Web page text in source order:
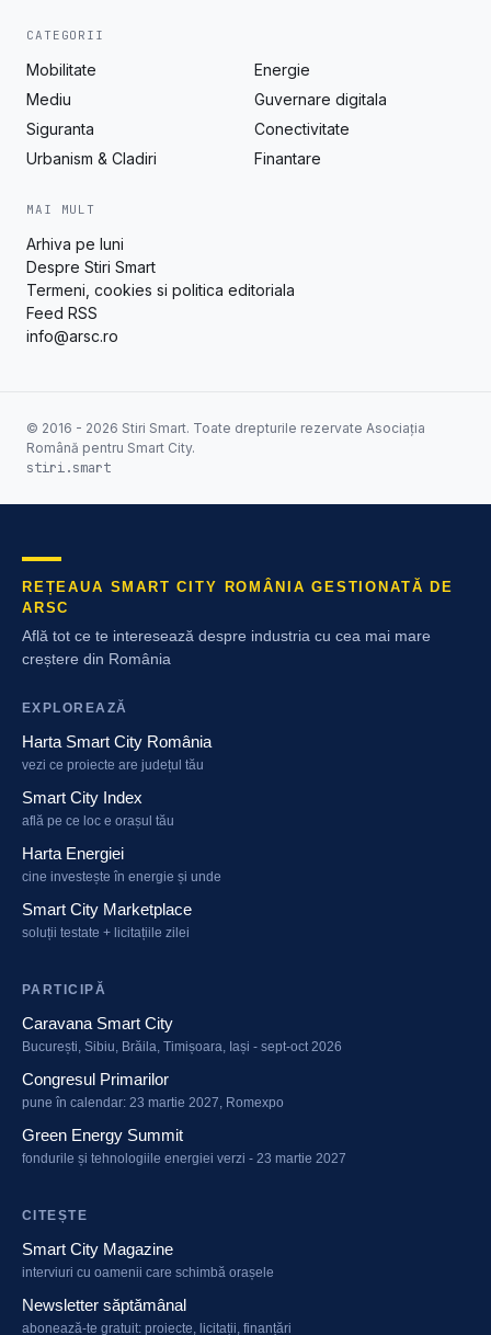
CATEGORII
Mobilitate
Energie
Mediu
Guvernare digitala
Siguranta
Conectivitate
Urbanism & Cladiri
Finantare
MAI MULT
Arhiva pe luni
Despre Stiri Smart
Termeni, cookies si politica editoriala
Feed RSS
info@arsc.ro
© 2016 - 2026 Stiri Smart. Toate drepturile rezervate Asociația
Română pentru Smart City.
stiri.smart
REȚEAUA SMART CITY ROMÂNIA GESTIONATĂ DE
ARSC
Află tot ce te interesează despre industria cu cea mai mare
creștere din România
EXPLOREAZĂ
Harta Smart City România
vezi ce proiecte are județul tău
Smart City Index
află pe ce loc e orașul tău
Harta Energiei
cine investește în energie și unde
Smart City Marketplace
soluții testate + licitațiile zilei
PARTICIPĂ
Caravana Smart City
București, Sibiu, Brăila, Timișoara, Iași - sept-oct 2026
Congresul Primarilor
pune în calendar: 23 martie 2027, Romexpo
Green Energy Summit
fondurile și tehnologiile energiei verzi - 23 martie 2027
CITEȘTE
Smart City Magazine
interviuri cu oamenii care schimbă orașele
Newsletter săptămânal
abonează-te gratuit: proiecte, licitații, finanțări